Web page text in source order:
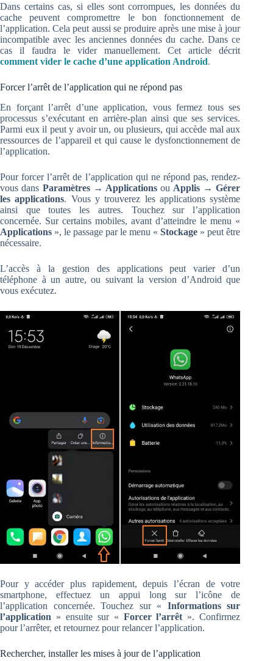
Dans certains cas, si elles sont corrompues, les données du
cache peuvent compromettre le bon fonctionnement de
l’application. Cela peut aussi se produire après une mise à jour
incompatible avec les anciennes données du cache. Dans ce
cas il faudra le vider manuellement. Cet article décrit
comment vider le cache d’une application Android.
Forcer l’arrêt de l’application qui ne répond pas
En forçant l’arrêt d’une application, vous fermez tous ses
processus s’exécutant en arrière-plan ainsi que ses services.
Parmi eux il peut y avoir un, ou plusieurs, qui accède mal aux
ressources de l’appareil et qui cause le dysfonctionnement de
l’application.
Pour forcer l’arrêt de l’application qui ne répond pas, rendez-
vous dans Paramètres → Applicationsou Applis → Gérer
les applications. Vous y trouverez les applications système
ainsi que toutes les autres. Touchez sur l’application
concernée. Sur certains mobiles, avant d’atteindre le menu «
Applications », le passage par le menu «Stockage » peut être
nécessaire.
L’accès à la gestion des applications peut varier d’un
téléphone à un autre, ou suivant la version d’Android que
vous exécutez.
Pour y accéder plus rapidement, depuis l’écran de votre
smartphone, effectuez un appui long sur l’icône de
l’application concernée. Touchez sur « Informations sur
l’application » ensuite sur « Forcer l’arrêt ». Confirmez
pour l’arrêter, et retournez pour relancer l’application.
Rechercher, installer les mises à jour de l’application